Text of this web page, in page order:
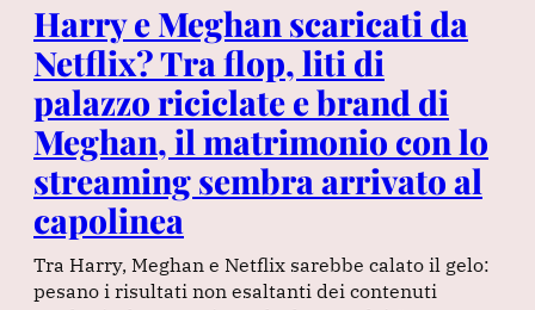
Harry e Meghan scaricati da
Netflix? Tra flop, liti di
palazzo riciclate e brand di
Meghan, il matrimonio con lo
streaming sembra arrivato al
capolinea
Tra Harry, Meghan e Netflix sarebbe calato il gelo:
pesano i risultati non esaltanti dei contenuti